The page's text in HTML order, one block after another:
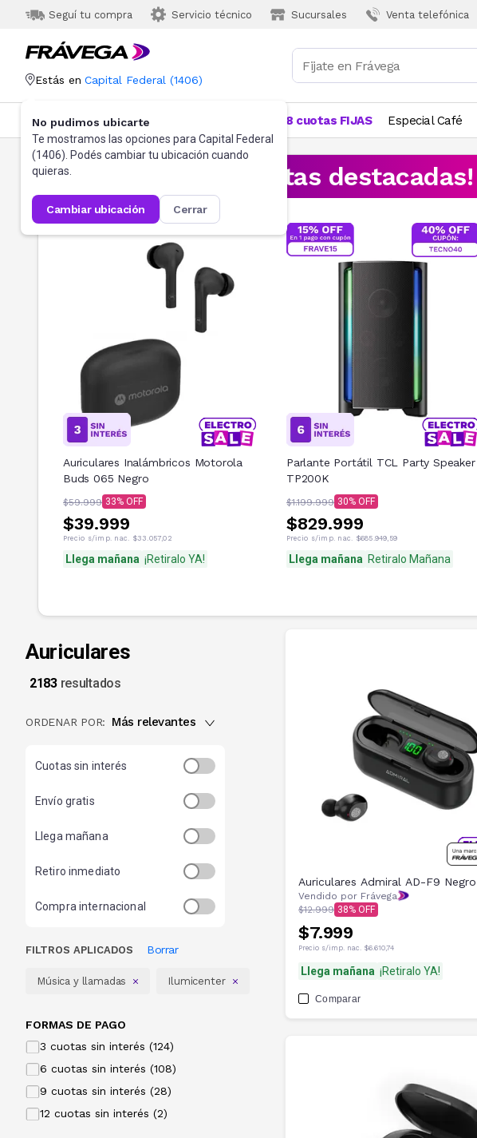
Seguí tu compra Servicio técnico Sucursales Venta telefónica
Estás en Capital Federal (1406)
No pudimos ubicarte
Te mostramos las opciones para Capital Federal
(1406). Podés cambiar tu ubicación cuando
quieras.
cambiar ubicación cerrar
Categorías Más Vendidos 18 cuotas FIJAS Especial Café
¡Aprovechá las ofertas destacadas!
Auriculares Inalámbricos Motorola
Buds 065 Negro
$59.999 33
$39.999
Precio s/imp. nac. $33.057,02
Llega mañana ¡Retiralo YA!
Parlante Portátil TCL Party Speaker
TP200K
$1.199.999 30
$829.999
Precio s/imp. nac. $685.949,59
Llega mañana Retiralo Mañana
Auriculares
2183resultados
ORDENAR POR: Más relevantes
Cuotas sin interés
Envío gratis
Llega mañana
Retiro inmediato
Compra internacional
FILTROS APLICADOS Borrar
Música y llamadas Ilumicenter
FORMAS DE PAGO
3 cuotas sin interés (124)
6 cuotas sin interés (108)
9 cuotas sin interés (28)
12 cuotas sin interés (2)
Auriculares Admiral AD-F9 Negro
Vendido por Frávega
$12.999 38
$7.999
Precio s/imp. nac. $6.610,74
Llega mañana ¡Retiralo YA!
Comparar